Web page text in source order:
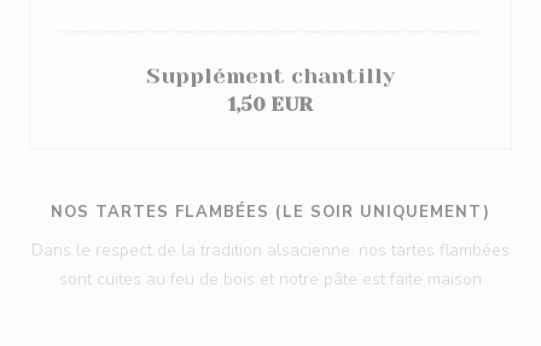
Supplément chantilly
1,50 EUR
NOS TARTES FLAMBÉES (LE SOIR UNIQUEMENT)
Dans le respect de la tradition alsacienne, nos tartes flambées
sont cuites au feu de bois et notre pâte est faite maison